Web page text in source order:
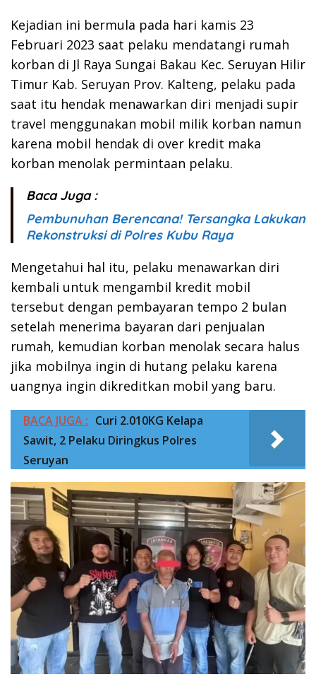
Kejadian ini bermula pada hari kamis 23
Februari 2023 saat pelaku mendatangi rumah
korban di Jl Raya Sungai Bakau Kec. Seruyan Hilir
Timur Kab. Seruyan Prov. Kalteng, pelaku pada
saat itu hendak menawarkan diri menjadi supir
travel menggunakan mobil milik korban namun
karena mobil hendak di over kredit maka
korban menolak permintaan pelaku.
Baca Juga :
Pembunuhan Berencana! Tersangka Lakukan
Rekonstruksi di Polres Kubu Raya
Mengetahui hal itu, pelaku menawarkan diri
kembali untuk mengambil kredit mobil
tersebut dengan pembayaran tempo 2 bulan
setelah menerima bayaran dari penjualan
rumah, kemudian korban menolak secara halus
jika mobilnya ingin di hutang pelaku karena
uangnya ingin dikreditkan mobil yang baru.
BACA JUGA : Curi 2.010KG Kelapa
Sawit, 2 Pelaku Diringkus Polres
Seruyan